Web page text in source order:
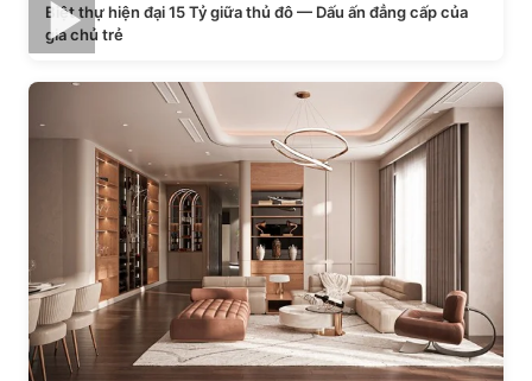
Biệt thự hiện đại 15 Tỷ giữa thủ đô — Dấu ấn đẳng cấp của
gia chủ trẻ